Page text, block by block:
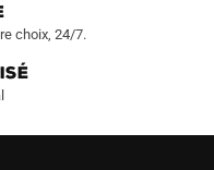
choix, 24/7.